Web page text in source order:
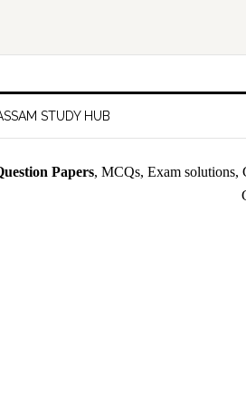
STUDY HUB
Papers, MCQs, Exam solutions,